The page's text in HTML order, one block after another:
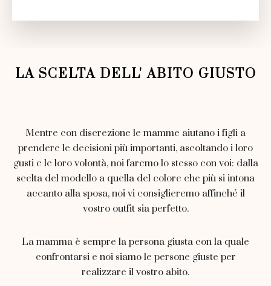
LA SCELTA DELL' ABITO GIUSTO
Mentre con discrezione le mamme aiutano i figli a
prendere le decisioni più importanti, ascoltando i loro
gusti e le loro volontà, noi faremo lo stesso con voi: dalla
scelta del modello a quella del colore che più si intona
accanto alla sposa, noi vi consiglieremo affinché il
vostro outfit sia perfetto.
La mamma è sempre la persona giusta con la quale
confrontarsi e noi siamo le persone giuste per
realizzare il vostro abito.